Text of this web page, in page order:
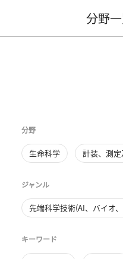
分野
分野
生命科学 計装、測
ジャンル
先端科学技術(AI、バイオ
キーワード